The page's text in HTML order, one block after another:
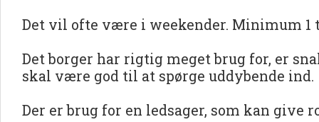
Det vil ofte være i weekender. Minimum 1
Det borger har rigtig meget brug for, er
skal være god til at spørge uddybende ind.
Der er brug for en ledsager, som kan give